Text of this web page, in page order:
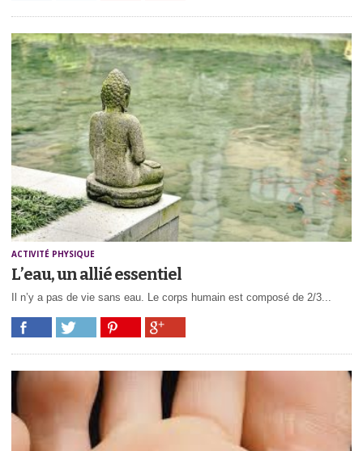
ACTIVITÉ PHYSIQUE
L’eau, un allié essentiel
Il n’y a pas de vie sans eau. Le corps humain est composé de 2/3...